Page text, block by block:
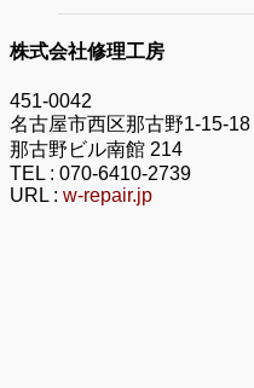
株式会社修理工房
451-0042
名古屋市西区那古野1-15-18
那古野ビル南館 214
TEL : 070-6410-2739
URL : w-repair.jp